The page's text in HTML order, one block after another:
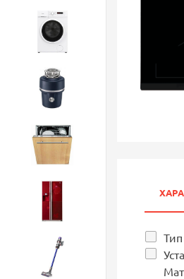
Измельчители
Бытовая техника